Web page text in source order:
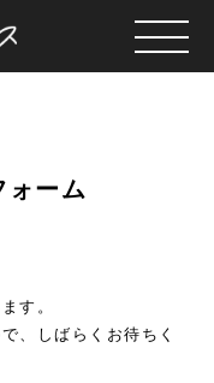
ォーム
す。
、しばらくお待ちく